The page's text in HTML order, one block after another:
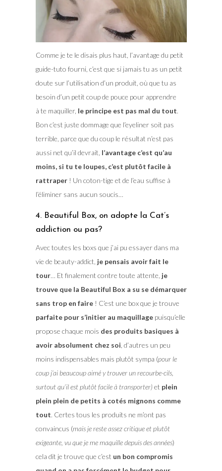
Comme je te le disais plus haut, l’avantage du petit
guide-tuto fourni, c’est que si jamais tu as un petit
doute sur l’utilisation d’un produit, où que tu as
besoin d’un petit coup de pouce pour apprendre
à te maquiller, le principe est pas mal du tout.
Bon c’est juste dommage que l’eyeliner soit pas
terrible, parce que du coup le résultat n’est pas
aussi net qu’il devrait, l’avantage c’est qu’au
moins, si tu te loupes, c’est plutôt facile à
rattraper ! Un coton-tige et de l’eau suffise à
l’éliminer sans aucun soucis…
4. Beautiful Box, on adopte la Cat’s
addiction ou pas?
Avec toutes les boxs que j’ai pu essayer dans ma
vie de beauty-addict, je pensais avoir fait le
tour… Et finalement contre toute attente, je
trouve que la Beautiful Box a su se démarquer
sans trop en faire! C’est une box que je trouve
parfaite pour s’initier au maquillage puisqu’elle
propose chaque mois des produits basiques à
avoir absolument chez soi, d’autres un peu
moins indispensables mais plutôt sympa (pour le
coup j’ai beaucoup aimé y trouver un recourbe-cils,
surtout qu’il est plutôt facile à transporter) et plein
plein plein de petits à cotés mignons comme
tout. Certes tous les produits ne m’ont pas
convaincus (mais je reste assez critique et plutôt
exigeante, vu que je me maquille depuis des années)
cela dit je trouve que c’est un bon compromis